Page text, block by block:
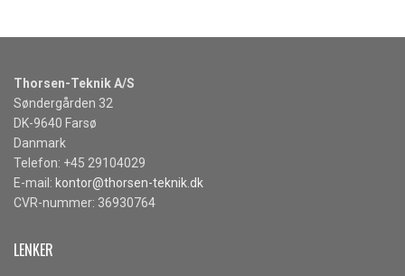
Thorsen-Teknik A/S
Søndergården 32
DK-9640 Farsø
Danmark
Telefon: +45 29104029
E-mail: kontor@thorsen-teknik.dk
CVR-nummer: 36930764
LENKER